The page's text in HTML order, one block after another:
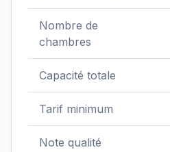
Nombre de
chambres
Capacité totale
Tarif minimum
Note qualité